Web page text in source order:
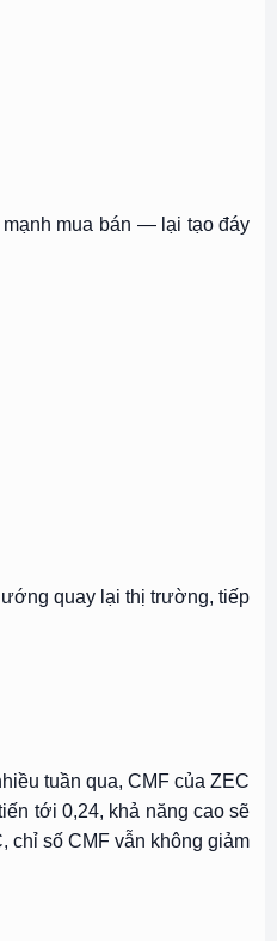
mua bán — lại tạo đáy
quay lại thị trường, tiếp
tuần qua, CMF của ZEC
tới 0,24, khả năng cao sẽ
chỉ số CMF vẫn không giảm